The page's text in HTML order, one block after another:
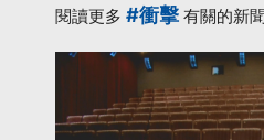
閱讀更多 #衝擊 有關的新聞